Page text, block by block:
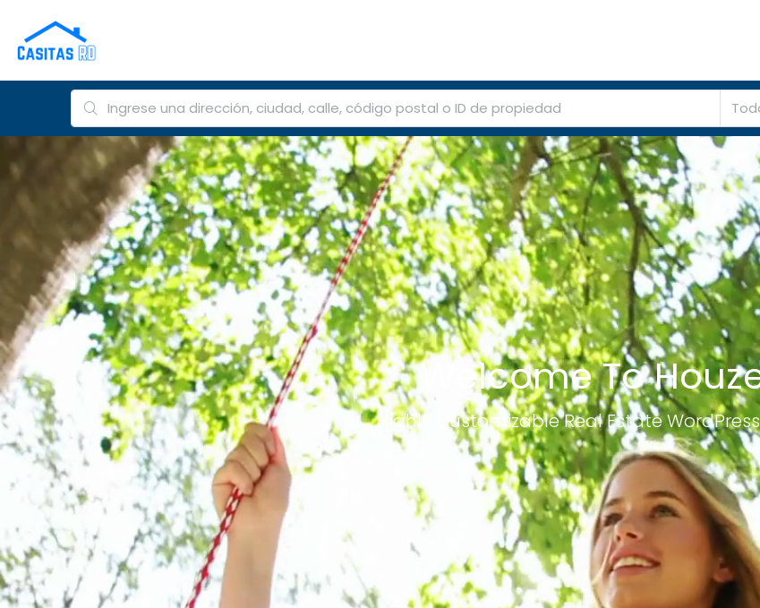
Welcome To
Highly Customizable Real Estate